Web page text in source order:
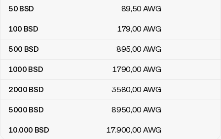
50 BSD 89,50 AWG
100 BSD 179,00 AWG
500 BSD 895,00 AWG
1000 BSD 1790,00 AWG
2000 BSD 3580,00 AWG
5000 BSD 8950,00 AWG
10.000 BSD 17.900,00 AWG